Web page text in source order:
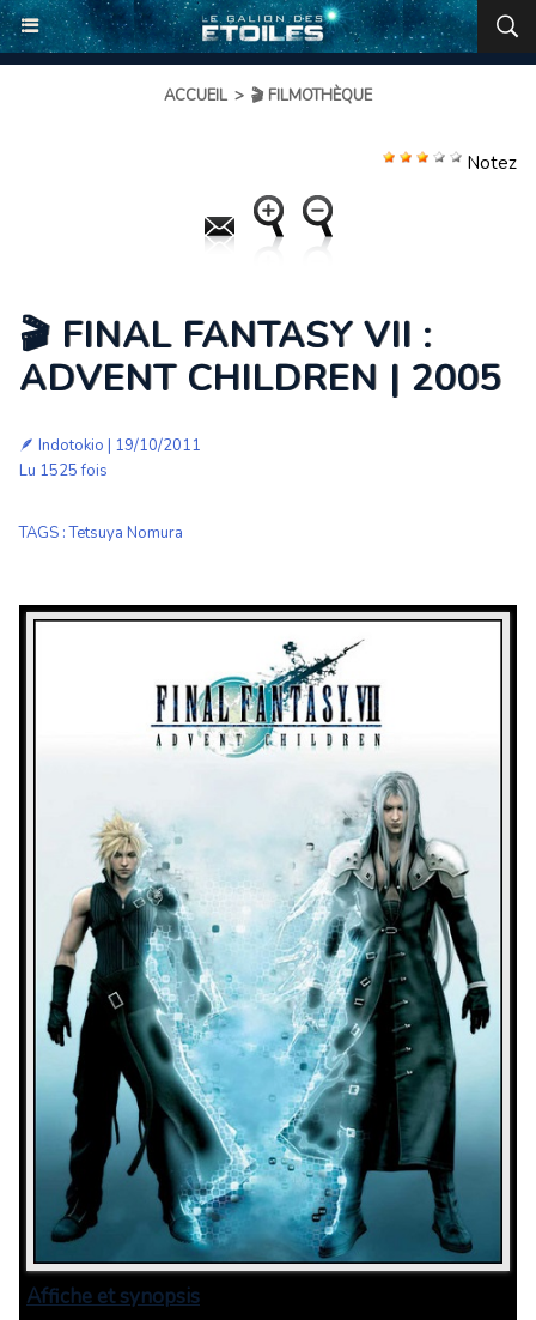
ACCUEIL > 🎬 FILMOTHÈQUE
Notez
🎬 FINAL FANTASY VII :
ADVENT CHILDREN | 2005
🪶 Indotokio | 19/10/2011
Lu 1525 fois
TAGS :Tetsuya Nomura
Affiche et synopsis